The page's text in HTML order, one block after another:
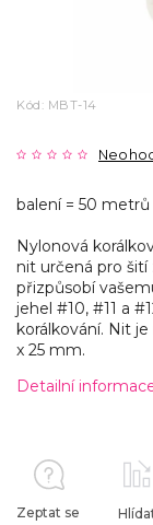
Kód: MBT-14
balení = 50 metrů
Nylonová
nit určená pro šití
přizpůsobí
jehel #10, #11 a
korálkování. Nit
x 25 mm.
Detailní
Zeptat se